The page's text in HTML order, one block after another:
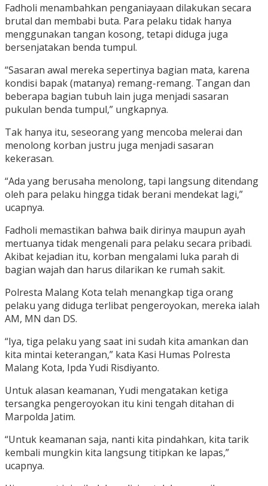
Fadholi menambahkan penganiayaan dilakukan secara
brutal dan membabi buta. Para pelaku tidak hanya
menggunakan tangan kosong, tetapi diduga juga
bersenjatakan benda tumpul.
“Sasaran awal mereka sepertinya bagian mata, karena
kondisi bapak (matanya) remang-remang. Tangan dan
beberapa bagian tubuh lain juga menjadi sasaran
pukulan benda tumpul,” ungkapnya.
Tak hanya itu, seseorang yang mencoba melerai dan
menolong korban justru juga menjadi sasaran
kekerasan.
“Ada yang berusaha menolong, tapi langsung ditendang
oleh para pelaku hingga tidak berani mendekat lagi,”
ucapnya.
Fadholi memastikan bahwa baik dirinya maupun ayah
mertuanya tidak mengenali para pelaku secara pribadi.
Akibat kejadian itu, korban mengalami luka parah di
bagian wajah dan harus dilarikan ke rumah sakit.
Polresta Malang Kota telah menangkap tiga orang
pelaku yang diduga terlibat pengeroyokan, mereka ialah
AM, MN dan DS.
“Iya, tiga pelaku yang saat ini sudah kita amankan dan
kita mintai keterangan,” kata Kasi Humas Polresta
Malang Kota, Ipda Yudi Risdiyanto.
Untuk alasan keamanan, Yudi mengatakan ketiga
tersangka pengeroyokan itu kini tengah ditahan di
Marpolda Jatim.
“Untuk keamanan saja, nanti kita pindahkan, kita tarik
kembali mungkin kita langsung titipkan ke lapas,”
ucapnya.